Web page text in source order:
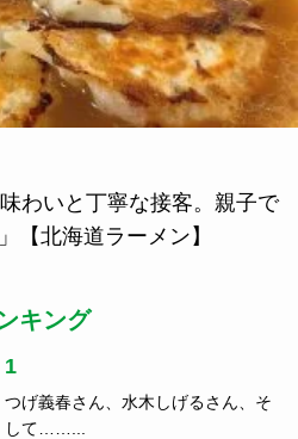
わいと丁寧な接客。親子で
【北海道ラーメン】
キング
1
つげ義春さん、水木しげるさん、そ
して……...